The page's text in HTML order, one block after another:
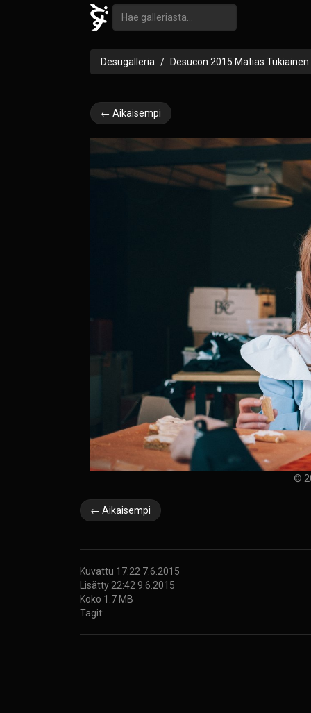
Desugalleria Desucon 2015 Matias Tukiainen
← Aikaisempi
©
← Aikaisempi
Kuvattu 17:22 7.6.2015
Lisätty 22:42 9.6.2015
Koko 1.7 MB
Tagit: